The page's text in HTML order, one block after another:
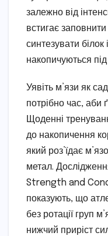
залежно від
встигає заповнити
синтезувати
накопичуються
Уявіть м’язи як
потрібно час, аби
Щоденні
до накопичення
який роз’їдає
метал.
Strength and
показують, що
без ротації груп
нижчий приріст